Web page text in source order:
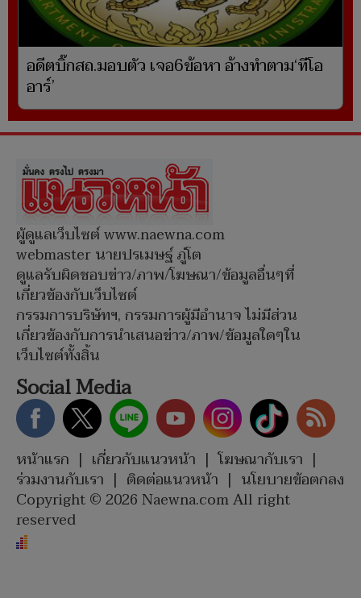
อดีตบิ๊กสถ.มอบตัว เจอ6ข้อหา อ้างทำตาม‘ทีโอ
อาร์’
ผู้ดูแลเว็บไซต์ www.naewna.com
webmaster นายปรเมษฐ์ ภู่โต
ดูแลรับผิดชอบข่าว/ภาพ/โฆษณา/ข้อมูลอื่นๆที่
เกี่ยวข้องกับเว็บไซต์
กรรมการบริษัทฯ, กรรมการผู้มีอำนาจ ไม่มีส่วน
เกี่ยวข้องกับการนำเสนอข่าว/ภาพ/ข้อมูลใดๆใน
เว็บไซต์ทั้งสิ้น
Social Media
หน้าแรก | เกี่ยวกับแนวหน้า | โฆษณากับเรา |
ร่วมงานกับเรา | ติดต่อแนวหน้า | นโยบายข้อตกลง
Copyright © 2026 Naewna.com All right
reserved